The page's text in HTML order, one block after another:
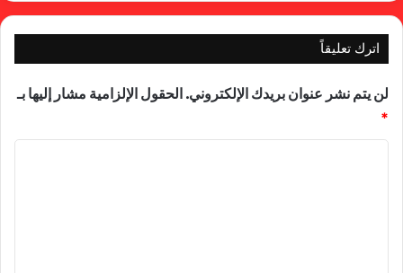
اترك تعليقاً
لن يتم نشر عنوان بريدك الإلكتروني. الحقول الإلزامية مشار إليها بـ
*